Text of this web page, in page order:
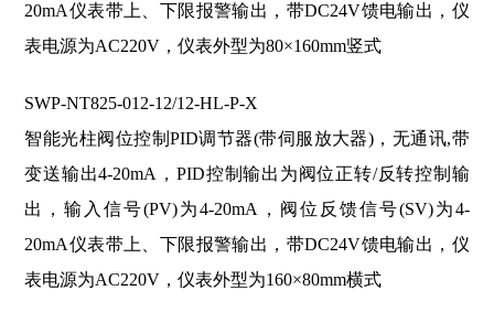
20mA仪表带上、下限报警输出，带DC24V馈电输出，仪
表电源为AC220V，仪表外型为80×160mm竖式
SWP-NT825-012-12/12-HL-P-X
智能光柱阀位控制PID调节器(带伺服放大器)，无通讯,带
变送输出4-20mA，PID控制输出为阀位正转/反转控制输
出，输入信号(PV)为4-20mA，阀位反馈信号(SV)为4-
20mA仪表带上、下限报警输出，带DC24V馈电输出，仪
表电源为AC220V，仪表外型为160×80mm横式